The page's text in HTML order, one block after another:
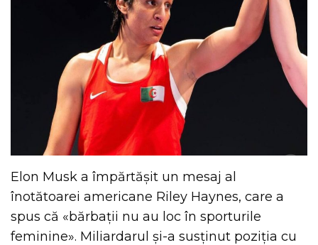
Elon Musk a împărtășit un mesaj al
înotătoarei americane Riley Haynes, care a
spus că «bărbații nu au loc în sporturile
feminine». Miliardarul și-a susținut poziția cu